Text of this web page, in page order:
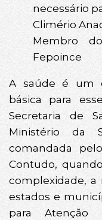
necessário
Climério
Membro
Fepoince
A saúde é um
básica para
Secretaria de
Ministério da
comandada
Contudo,
complexidade, a
estados e
para Atenção